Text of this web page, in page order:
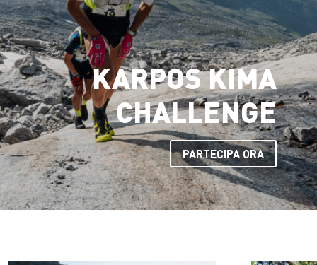
KARPOS KIMA
CHALLENGE
PARTECIPA ORA